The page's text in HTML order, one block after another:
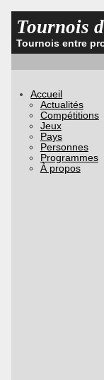
Tournois
Tournois entre
Accueil
Actualités
Compétitions
Jeux
Pays
Personnes
Programmes
À propos